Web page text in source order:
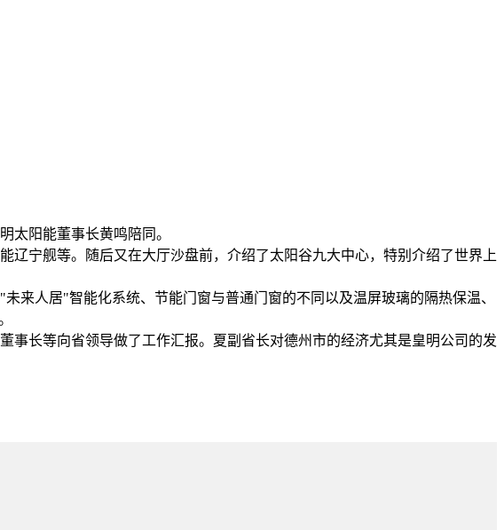
太阳能董事长黄鸣陪同。
宁舰等。随后又在大厅沙盘前，介绍了太阳谷九大中心，特别介绍了世界上
人居"智能化系统、节能门窗与普通门窗的不同以及温屏玻璃的隔热保温、
长等向省领导做了工作汇报。夏副省长对德州市的经济尤其是皇明公司的发